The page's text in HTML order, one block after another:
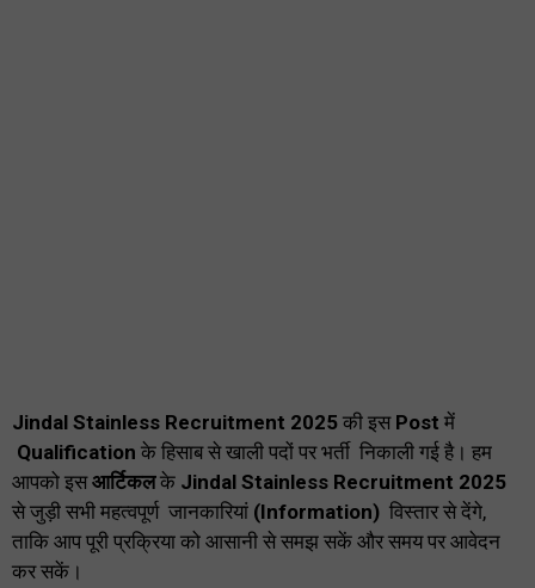
Jindal Stainless Recruitment 2025 की इस Post में
Qualification के हिसाब से खाली पदों पर भर्ती निकाली गई है। हम
आपको इसआर्टिकलके Jindal Stainless Recruitment 2025
से जुड़ी सभी महत्वपूर्ण जानकारियां (Information) विस्तार से देंगे,
ताकि आप पूरी प्रक्रिया को आसानी से समझ सकें और समय पर आवेदन
कर सकें।